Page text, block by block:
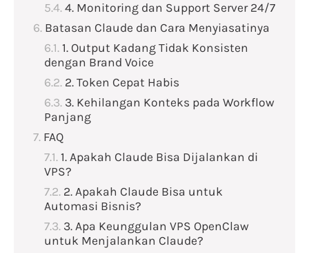
4. Monitoring dan Support Server 24/7
Batasan Claude dan Cara Menyiasatinya
1. Output Kadang Tidak Konsisten
dengan Brand Voice
2. Token Cepat Habis
3. Kehilangan Konteks pada Workflow
Panjang
FAQ
1. Apakah Claude Bisa Dijalankan di
VPS?
2. Apakah Claude Bisa untuk
Automasi Bisnis?
3. Apa Keunggulan VPS OpenClaw
untuk Menjalankan Claude?